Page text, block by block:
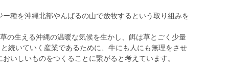
種を沖縄北部やんばるの山で放牧するという取り組みを
の生える沖縄の温暖な気候を生かし、餌は草とごく少量
続いていく産業であるために、牛にも人にも無理をさせ
いしいものをつくることに繋がると考えています。